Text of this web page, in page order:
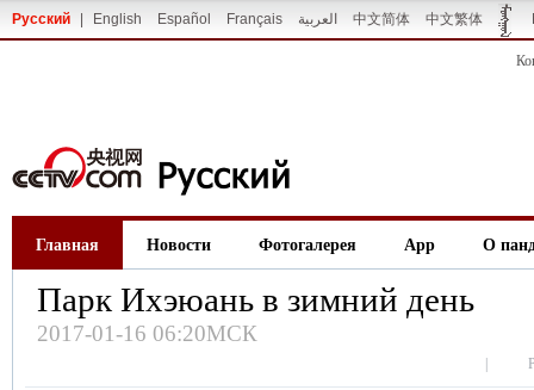
Русский English Español Français العربية 中文简体 中文繁体
Главная Новости Фотогалерея App О
Парк Ихэюань в зимний день
2017-01-16 06:20МСК